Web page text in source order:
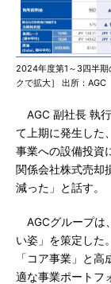
2024年度第1～3四半期
クで拡大］ 出所：AGC
AGC 副社長 執
て上期に発生した
事業への設備投資
関係会社株式売却
減った」と話す。
AGCグループは
い姿」を策定した
「コア事業」と
適な事業ポートフ